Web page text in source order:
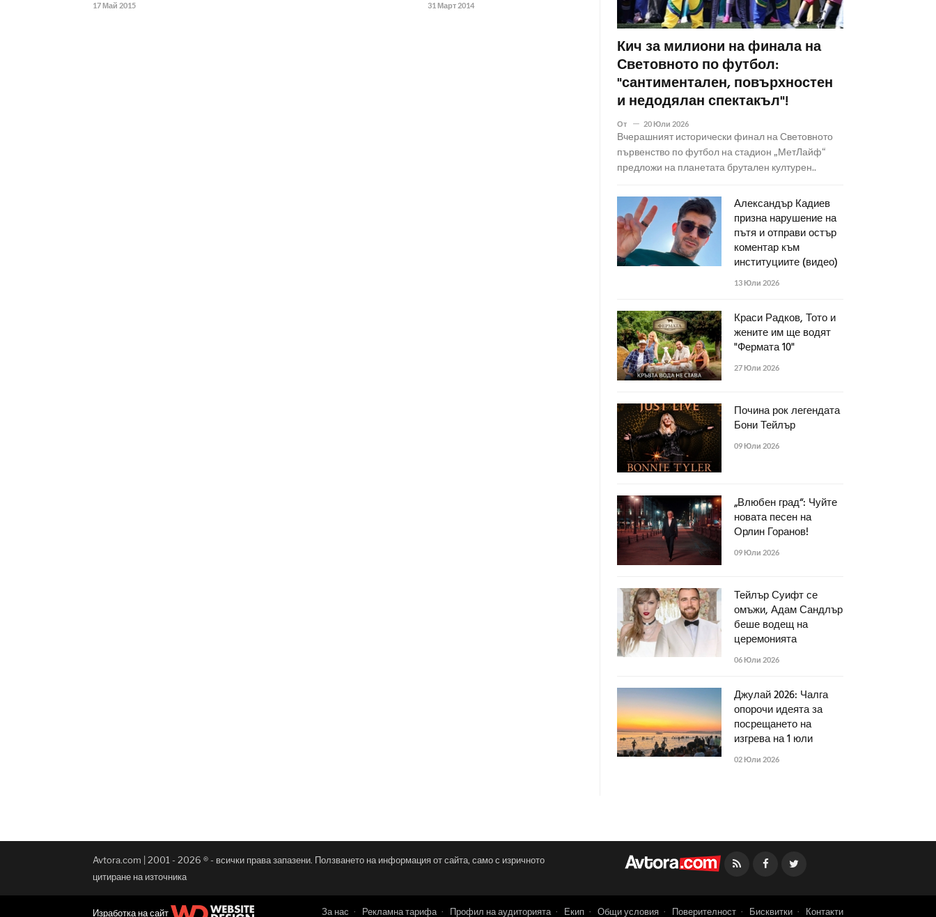
17 Май 2015 31 Март 2014
Кич за милиони на финала на
Световното по футбол:
"сантиментален, повърхностен
и недодялан спектакъл"!
От 20 Юли 2026
Вчерашният исторически финал на Световното
първенство по футбол на стадион „МетЛайф“
предложи на планетата брутален културен..
Александър Кадиев
призна нарушение на
пътя и отправи остър
коментар към
институциите (видео)
13 Юли 2026
Краси Радков, Тото и
жените им ще водят
"Фермата 10"
27 Юли 2026
Почина рок легендата
Бони Тейлър
09 Юли 2026
„Влюбен град“: Чуйте
новата песен на
Орлин Горанов!
09 Юли 2026
Тейлър Суифт се
омъжи, Адам Сандлър
беше водещ на
церемонията
06 Юли 2026
Джулай 2026: Чалга
опорочи идеята за
посрещането на
изгрева на 1 юли
02 Юли 2026
Avtora.com | 2001 - 2026 ® - всички права запазени. Ползването на информация от сайта, само с изричното
цитиране на източника
Facebook
Изработка на сайт За нас Рекламна тарифа Профил на аудиторията Екип Общи условия Поверителност Бисквитки Контакти